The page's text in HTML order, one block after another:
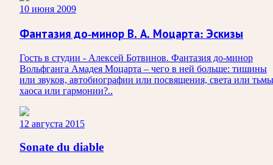
10 июня 2009
Фантазия до-минор В. А. Моцарта: Эскизы
Гость в студии - Алексей Ботвинов. Фантазия до-минор
Вольфганга Амадея Моцарта – чего в ней больше: тишины
или звуков, автобиографии или посвящения, света или
хаоса или гармонии?..
12 августа 2015
Sonate du diable